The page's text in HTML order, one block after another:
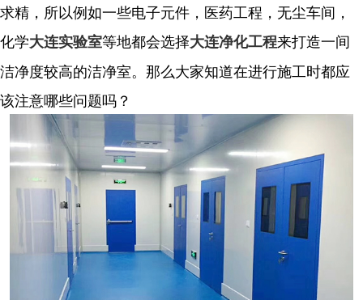
求精，所以例如一些电子元件，医药工程，无尘车间，
化学大连实验室等地都会选择大连净化工程来打造一间
洁净度较高的洁净室。那么大家知道在进行施工时都应
该注意哪些问题吗？